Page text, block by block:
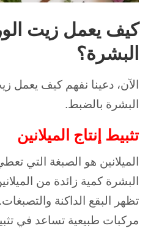
كيف يعمل زيت
البشرة؟
الآن، دعينا نفهم كيف يعمل
البشرة بالضبط.
تثبيط إنتاج الميلانين
الميلانين هو الصبغة التي
البشرة كمية زائدة من
تظهر البقع الداكنة
مركبات طبيعية تساعد في